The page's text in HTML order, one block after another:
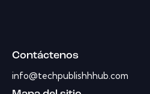
Contáctenos
info@techpublishhhub.com